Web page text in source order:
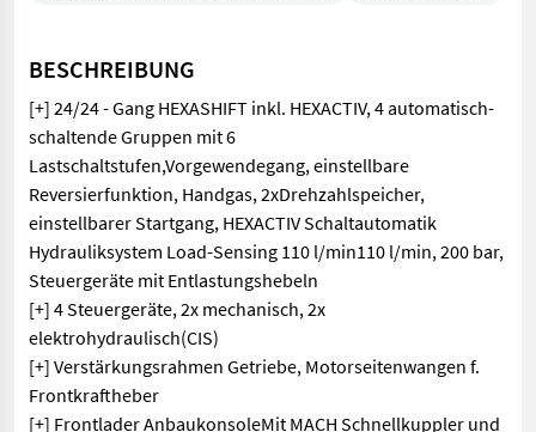
BESCHREIBUNG
[+] 24/24 - Gang HEXASHIFT inkl. HEXACTIV, 4 automatisch-
schaltende Gruppen mit 6
Lastschaltstufen,Vorgewendegang, einstellbare
Reversierfunktion, Handgas, 2xDrehzahlspeicher,
einstellbarer Startgang, HEXACTIV Schaltautomatik
Hydrauliksystem Load-Sensing 110 l/min110 l/min, 200 bar,
Steuergeräte mit Entlastungshebeln
[+] 4 Steuergeräte, 2x mechanisch, 2x
elektrohydraulisch(CIS)
[+] Verstärkungsrahmen Getriebe, Motorseitenwangen f.
Frontkraftheber
[+] Frontlader AnbaukonsoleMit MACH Schnellkuppler und